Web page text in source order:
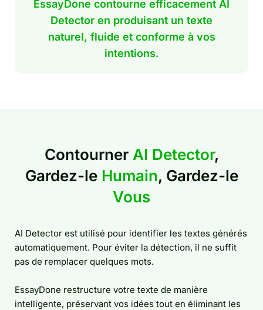
EssayDone contourne efficacement AI
Detector en produisant un texte
naturel, fluide et conforme à vos
intentions.
Contourner AI Detector,
Gardez-le Humain, Gardez-le
Vous
AI Detector est utilisé pour identifier les textes générés
automatiquement. Pour éviter la détection, il ne suffit
pas de remplacer quelques mots.
EssayDone restructure votre texte de manière
intelligente, préservant vos idées tout en éliminant les